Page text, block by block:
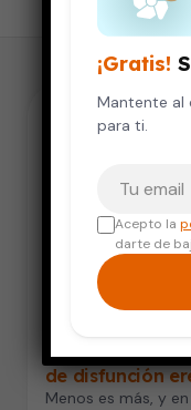
Salud del Hombre
puede
de disfunción
Menos es más, y
¡Gratis!
Mantente al
para ti.
Acepto la
darte de